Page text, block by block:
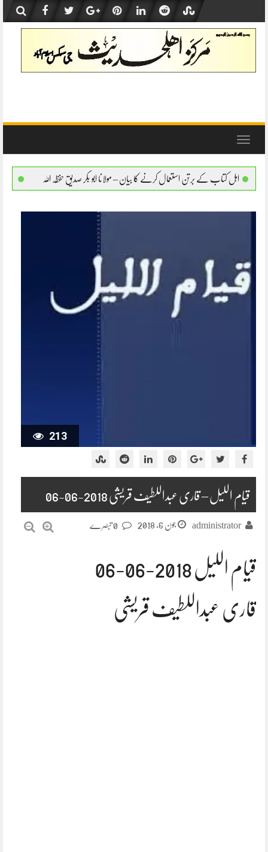
content
Toggle
استعمال کرنے کا بیان – مولانا ابو بکر صدیق حفظہ اللہ اہل کتاب کے برتن استعمال
213
قیام اللیل – قاری عبداللطیف قریشی 2018-06-06
administrator جون 6, 2018
قیام اللیل 2018-06-06
قاری عبداللطیف قریشی